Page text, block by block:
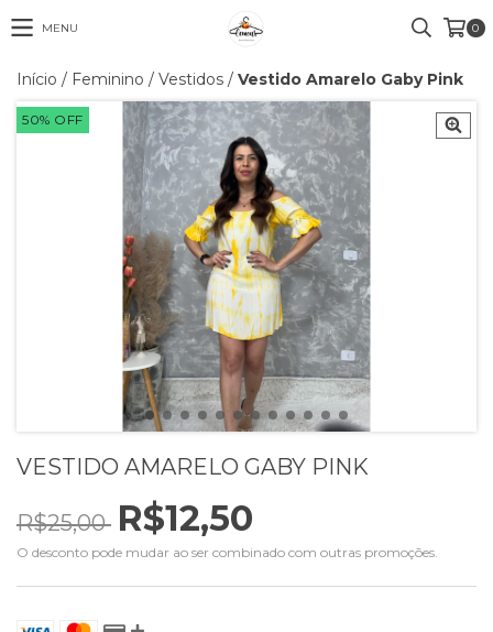
MENU 0
Início / Feminino / Vestidos / Vestido Amarelo Gaby Pink
50% OFF
VESTIDO AMARELO GABY PINK
R$25,00 R$12,50
O desconto pode mudar ao ser combinado com outras promoções.